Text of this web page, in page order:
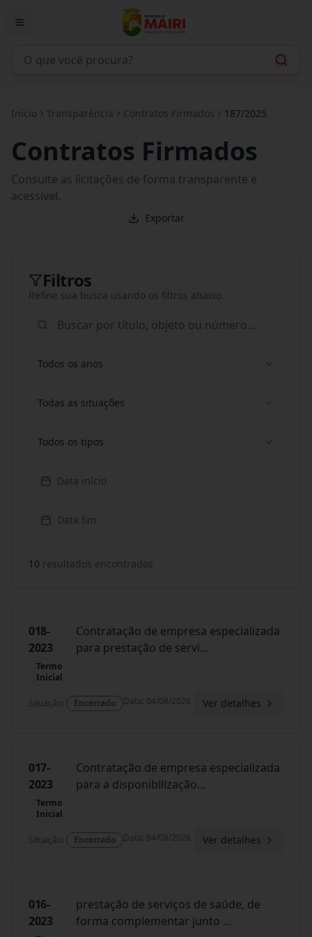
Início Transparência Contratos Firmados 187/2025
Contratos Firmados
Consulte as licitações de forma transparente e
acessível.
Exportar
Filtros
Refine sua busca usando os filtros abaixo
Todos os anos
Todas as situações
Todos os tipos
Data início
Data fim
10 resultados encontrados
018-
2023
Termo
Inicial
Contratação de empresa especializada
para prestação de servi...
Situação: Encerrado Data: 04/08/2026 Ver detalhes
017-
2023
Termo
Inicial
Contratação de empresa especializada
para a disponibilização...
Situação: Encerrado Data: 04/08/2026 Ver detalhes
016-
2023
prestação de serviços de saúde, de
forma complementar junto ...